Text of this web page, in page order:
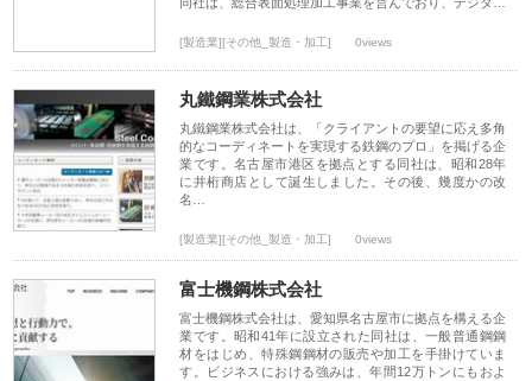
[製造業][その他_製造・加工] 0views
丸鐵鋼業株式会社
丸鐵鋼業株式会社は、「クライアントの要望に応え多角
的なコーディネートを実現する鉄鋼のプロ」を掲げる企
業です。名古屋市港区を拠点とする同社は、昭和28年
に井桁商店として誕生しました。その後、幾度かの改
名…
[製造業][その他_製造・加工] 0views
富士機鋼株式会社
富士機鋼株式会社は、愛知県名古屋市に拠点を構える企
業です。昭和41年に設立された同社は、一般普通鋼鋼
材をはじめ、特殊鋼鋼材の販売や加工を手掛けていま
す。ビジネスにおける強みは、年間12万トンにもおよ